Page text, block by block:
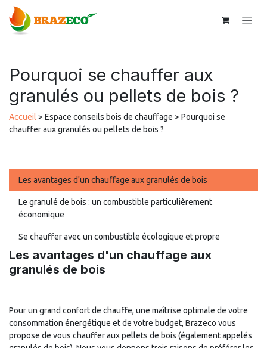
Se rendre au contenu
Pourquoi se chauffer aux
granulés ou pellets de bois ?
Accueil > Espace conseils bois de chauffage > Pourquoi se
chauffer aux granulés ou pellets de bois ?
Les avantages d'un chauffage aux granulés de bois
Le granulé de bois : un combustible particulièrement
économique
Se chauffer avec un combustible écologique et propre
Les avantages d'un chauffage aux
granulés de bois
Pour un grand confort de chauffe, une maîtrise optimale de votre
consommation énergétique et de votre budget, Brazeco vous
propose de vous chauffer aux pellets de bois (également appelés